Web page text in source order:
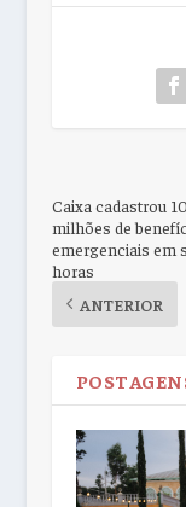
Caixa cadastrou 10
milhões de
emergenciais em
horas
ANTERIOR